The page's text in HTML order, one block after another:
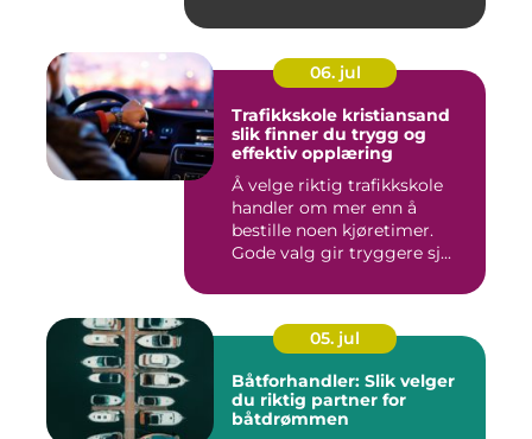
06. jul
Trafikkskole kristiansand
slik finner du trygg og
effektiv opplæring
Å velge riktig trafikkskole
handler om mer enn å
bestille noen kjøretimer.
Gode valg gir tryggere sj...
05. jul
Båtforhandler: Slik velger
du riktig partner for
båtdrømmen